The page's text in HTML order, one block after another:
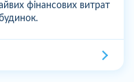
фінансових витрат